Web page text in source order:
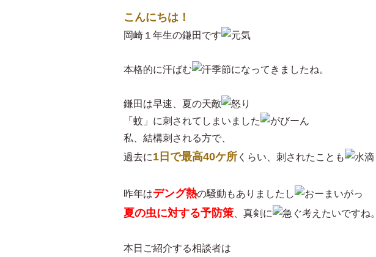
こんにちは！
岡崎１年生の鎌田です
本格的に汗ばむ 季節になってきましたね。
鎌田は早速、夏の天敵
「蚊」に刺されてしまいました
私、結構刺される方で、
過去に1日で最高40ケ所 くらい、刺されたことも
昨年はデング熱の騒動もありましたし
夏の虫に対する予防策 、真剣に 考えたいですね。
本日ご紹介する相談者は